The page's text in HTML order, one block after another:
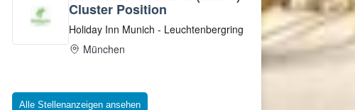
Alle Stellenanzeigen ansehen